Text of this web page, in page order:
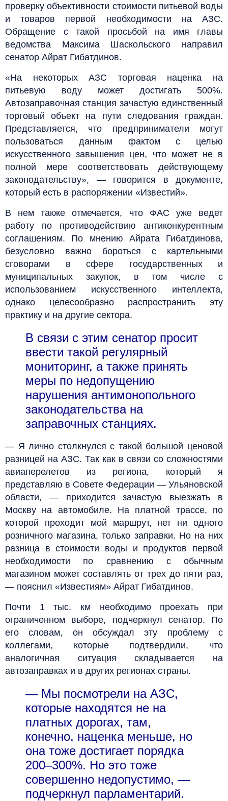
проверку объективности стоимости питьевой воды
и товаров первой необходимости на АЗС.
Обращение с такой просьбой на имя главы
ведомства Максима Шаскольского направил
сенатор Айрат Гибатдинов.
«На некоторых АЗС торговая наценка на
питьевую воду может достигать 500%.
Автозаправочная станция зачастую единственный
торговый объект на пути следования граждан.
Представляется, что предприниматели могут
пользоваться данным фактом с целью
искусственного завышения цен, что может не в
полной мере соответствовать действующему
законодательству», — говорится в документе,
который есть в распоряжении «Известий».
В нем также отмечается, что ФАС уже ведет
работу по противодействию антиконкурентным
соглашениям. По мнению Айрата Гибатдинова,
безусловно важно бороться с картельными
сговорами в сфере государственных и
муниципальных закупок, в том числе с
использованием искусственного интеллекта,
однако целесообразно распространить эту
практику и на другие сектора.
В связи с этим сенатор просит
ввести такой регулярный
мониторинг, а также принять
меры по недопущению
нарушения антимонопольного
законодательства на
заправочных станциях.
— Я лично столкнулся с такой большой ценовой
разницей на АЗС. Так как в связи со сложностями
авиаперелетов из региона, который я
представляю в Совете Федерации — Ульяновской
области, — приходится зачастую выезжать в
Москву на автомобиле. На платной трассе, по
которой проходит мой маршрут, нет ни одного
розничного магазина, только заправки. Но на них
разница в стоимости воды и продуктов первой
необходимости по сравнению с обычным
магазином может составлять от трех до пяти раз,
— пояснил «Известиям» Айрат Гибатдинов.
Почти 1 тыс. км необходимо проехать при
ограниченном выборе, подчеркнул сенатор. По
его словам, он обсуждал эту проблему с
коллегами, которые подтвердили, что
аналогичная ситуация складывается на
автозаправках и в других регионах страны.
— Мы посмотрели на АЗС,
которые находятся не на
платных дорогах, там,
конечно, наценка меньше, но
она тоже достигает порядка
200–300%. Но это тоже
совершенно недопустимо, —
подчеркнул парламентарий.